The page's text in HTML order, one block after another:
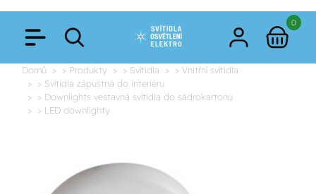
0
Domů > Produkty > Svítidla
> Vnitřní svítidla
> Svítidla zápustná do interiéru
> Downlights vestavná svítidla do sádrokartonu
> LED downlighty